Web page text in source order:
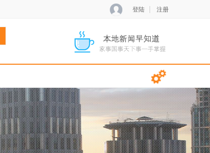
登陆 注册